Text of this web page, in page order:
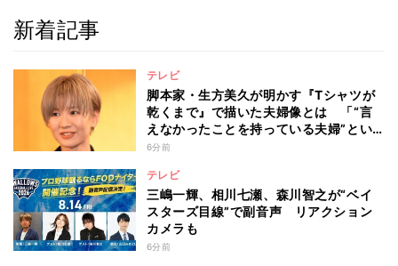
新着記事
テレビ
脚本家・生方美久が明かす『Tシャツが
乾くまで』で描いた夫婦像とは 「“言
えなかったことを持っている夫婦”とい
うのは面白いかも」
6分前
テレビ
三嶋一輝、相川七瀬、森川智之が“ベイ
スターズ目線”で副音声 リアクション
カメラも
6分前